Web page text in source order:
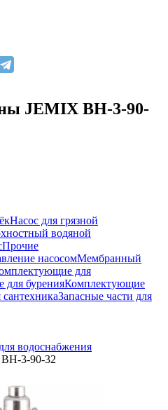
JEMIX ВН-3-90-
Насос для грязной
водяной
Прочие
насосомМембранный
для
буренияКомплектующие
Запасные части для
водоснабжения
3-90-32